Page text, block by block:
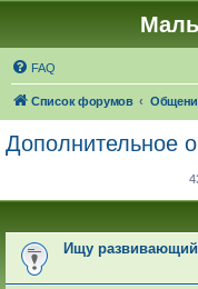
FAQ
Список форумов
Дополнительное
Ищу